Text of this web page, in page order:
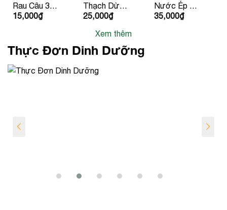
Rau Câu 3
Màu Ly
15,000₫
Thạch Dừa
Hạt Chia
25,000₫
Nước Ép Cà
Chua
35,000₫
Xem thêm
Thực Đơn Dinh Dưỡng